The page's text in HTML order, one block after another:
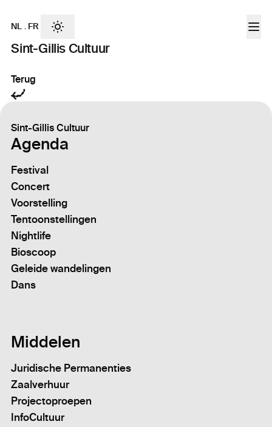
Sint-Gillis Cultuur
NL . FR
Terug
Sint-Gillis Cultuur
Agenda
Festival
Concert
Voorstelling
Tentoonstellingen
Nightlife
Bioscoop
Geleide wandelingen
Dans
Middelen
Juridische Permanenties
Zaalverhuur
Projectoproepen
InfoCultuur